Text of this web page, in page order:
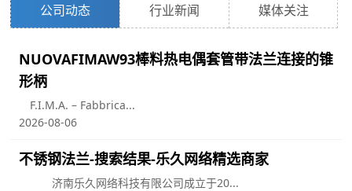
公司动态 行业新闻 媒体关注
NUOVAFIMAW93棒料热电偶套管带法兰连接的锥
形柄
F.I.M.A. – Fabbrica...
2026-08-06
不锈钢法兰-搜索结果-乐久网络精选商家
济南乐久网络科技有限公司成立于20...